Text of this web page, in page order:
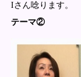
Iさん唸ります。
テーマ②